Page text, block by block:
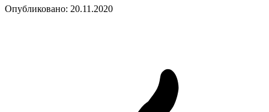
Опубликовано: 20.11.2020